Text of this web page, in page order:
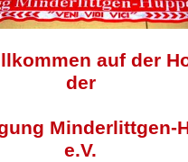
auf der
der
Minderlittgen-
e.V.